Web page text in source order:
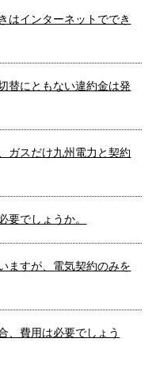
はインターネットででき
替にともない違約金は発
ガスだけ九州電力と契約
でしょうか。
ますが、電気契約のみを
、費用は必要でしょう